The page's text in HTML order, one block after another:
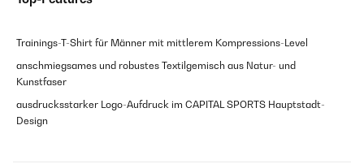
Trainings-T-Shirt für Männer mit mittlerem Kompressions-Level
anschmiegsames und robustes Textilgemisch aus Natur- und
Kunstfaser
ausdrucksstarker Logo-Aufdruck im CAPITAL SPORTS Hauptstadt-
Design